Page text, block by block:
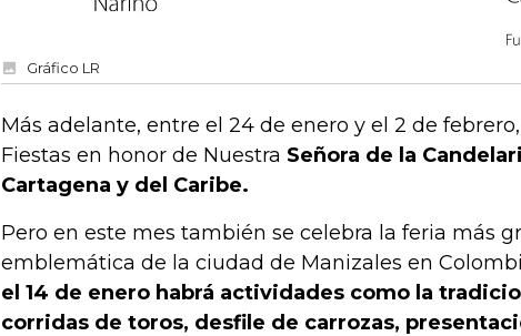
Gráfico LR
Más adelante, entre el 24 de enero y el 2 de
Fiestas en honor de Nuestra Señora de la
Cartagena y del Caribe.
Pero en este mes también se celebra la feria más
emblemática de la ciudad de Manizales en
el 14 de enero habrá actividades como la
corridas de toros, desfile de carrozas,